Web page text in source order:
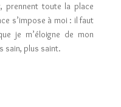
prennent toute la place
s’impose à moi : il faut
je m’éloigne de mon
sain, plus saint.